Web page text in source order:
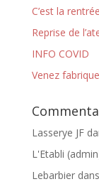
C’est la rentrée
Reprise de
INFO COVID
Venez
Lasserye JF
L'Etabli
Lebarbierdans